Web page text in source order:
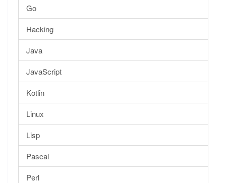
Go
Hacking
Java
JavaScript
Kotlin
Linux
Lisp
Pascal
Perl